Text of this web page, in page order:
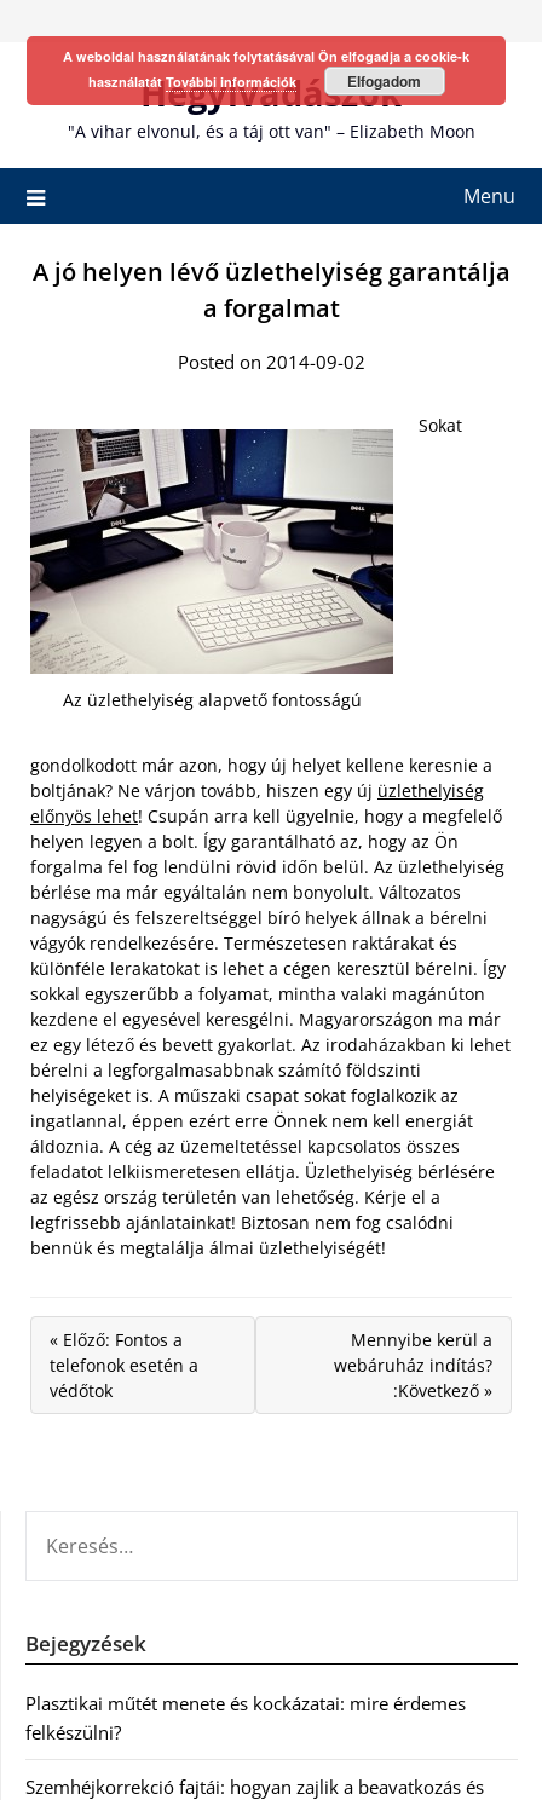
Hegyivadászok
"A vihar elvonul, és a táj ott van" – Elizabeth Moon
Menu
A jó helyen lévő üzlethelyiség garantálja
a forgalmat
Posted on 2014-09-02
Az üzlethelyiség alapvető fontosságú
Sokat
gondolkodott már azon, hogy új helyet kellene keresnie a
boltjának? Ne várjon tovább, hiszen egy új üzlethelyiség
előnyös lehet! Csupán arra kell ügyelnie, hogy a megfelelő
helyen legyen a bolt. Így garantálható az, hogy az Ön
forgalma fel fog lendülni rövid időn belül. Az üzlethelyiség
bérlése ma már egyáltalán nem bonyolult. Változatos
nagyságú és felszereltséggel bíró helyek állnak a bérelni
vágyók rendelkezésére. Természetesen raktárakat és
különféle lerakatokat is lehet a cégen keresztül bérelni. Így
sokkal egyszerűbb a folyamat, mintha valaki magánúton
kezdene el egyesével keresgélni. Magyarországon ma már
ez egy létező és bevett gyakorlat. Az irodaházakban ki lehet
bérelni a legforgalmasabbnak számító földszinti
helyiségeket is. A műszaki csapat sokat foglalkozik az
ingatlannal, éppen ezért erre Önnek nem kell energiát
áldoznia. A cég az üzemeltetéssel kapcsolatos összes
feladatot lelkiismeretesen ellátja. Üzlethelyiség bérlésére
az egész ország területén van lehetőség. Kérje el a
legfrissebb ajánlatainkat! Biztosan nem fog csalódni
bennük és megtalálja álmai üzlethelyiségét!
« Előző: Fontos a
telefonok esetén a
védőtok
Mennyibe kerül a
webáruház indítás?
:Következő »
Bejegyzések
Plasztikai műtét menete és kockázatai: mire érdemes
felkészülni?
Szemhéjkorrekció fajtái: hogyan zajlik a beavatkozás és
A weboldal használatának folytatásával Ön elfogadja a cookie-k
használatátTovábbi információk Elfogadom